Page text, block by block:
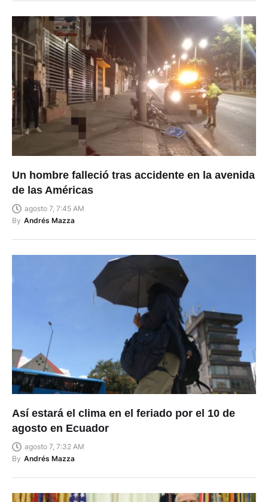
Un hombre falleció tras accidente en la avenida
de las Américas
agosto 7, 7:45 AM
By Andrés Mazza
Así estará el clima en el feriado por el 10 de
agosto en Ecuador
agosto 7, 7:32 AM
By Andrés Mazza